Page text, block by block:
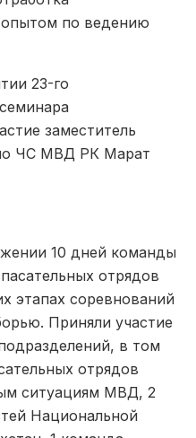
по ведению
23-го
заместитель
ЧС МВД РК Марат
10 дней команды
отрядов
этапах соревнований
Приняли участие
в том
отрядов
ситуациям МВД, 2
Национальной